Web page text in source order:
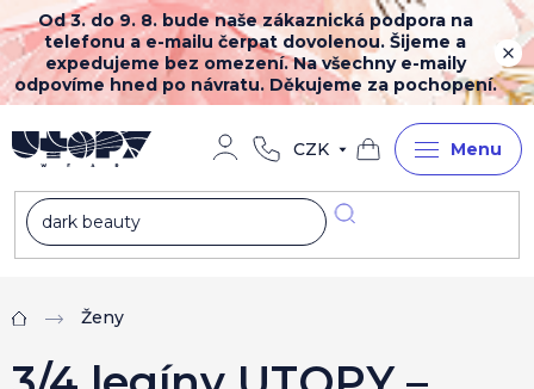
Přejít
na
obsah
Od 3. do 9. 8. bude naše zákaznická podpora na
telefonu a e-mailu čerpat dovolenou. Šijeme a
expedujeme bez omezení. Na všechny e-maily
odpovíme hned po návratu. Děkujeme za pochopení.
CZK
Nákupní
košík
Domů Ženy